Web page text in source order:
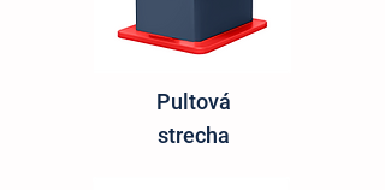
Pultová
strecha​